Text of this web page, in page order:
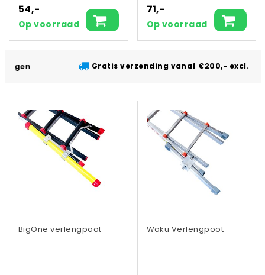
54,-
Op voorraad
71,-
Op voorraad
Gratis verzending vanaf €200,- excl. btw
BigOne verlengpoot Waku Verlengpoot